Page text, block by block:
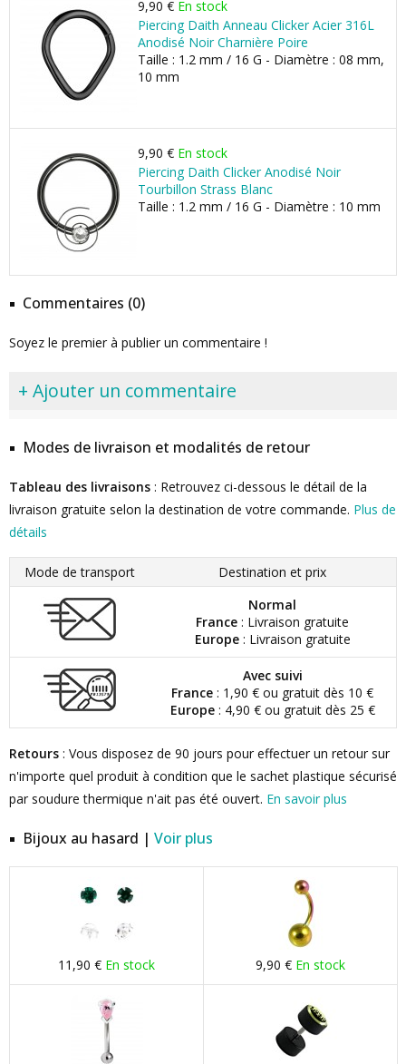
9,90 € En stock
Piercing Daith Anneau Clicker Acier 316L
Anodisé Noir Charnière Poire
Taille : 1.2 mm / 16 G - Diamètre : 08 mm,
10 mm
9,90 € En stock
Piercing Daith Clicker Anodisé Noir
Tourbillon Strass Blanc
Taille : 1.2 mm / 16 G - Diamètre : 10 mm
Commentaires (0)
Soyez le premier à publier un commentaire !
+ Ajouter un commentaire
Modes de livraison et modalités de retour
Tableau des livraisons : Retrouvez ci-dessous le détail de la
livraison gratuite selon la destination de votre commande. Plus de
détails
Mode de transport
Destination et prix
Normal
France : Livraison gratuite
Europe: Livraison gratuite
Avec suivi
France : 1,90 € ou gratuit dès 10 €
Europe: 4,90 € ou gratuit dès 25 €
Retours : Vous disposez de 90 jours pour effectuer un retour sur
n'importe quel produit à condition que le sachet plastique sécurisé
par soudure thermique n'ait pas été ouvert. En savoir plus
Bijoux au hasard | Voir plus
11,90 € En stock 9,90 € En stock